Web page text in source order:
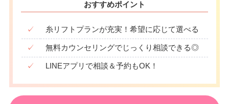
おすすめポイント
✓ 糸リフトプランが充実！希望に応じて選べる
✓ 無料カウンセリングでじっくり相談できる◎
✓ LINEアプリで相談＆予約もOK！